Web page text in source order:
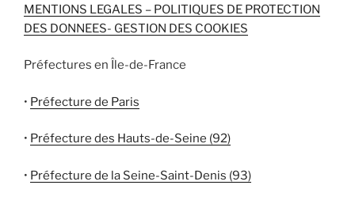
MENTIONS LEGALES – POLITIQUES DE PROTECTION
DES DONNEES- GESTION DES COOKIES
Préfectures en Île-de-France
• Préfecture de Paris
• Préfecture des Hauts-de-Seine (92)
• Préfecture de la Seine-Saint-Denis (93)